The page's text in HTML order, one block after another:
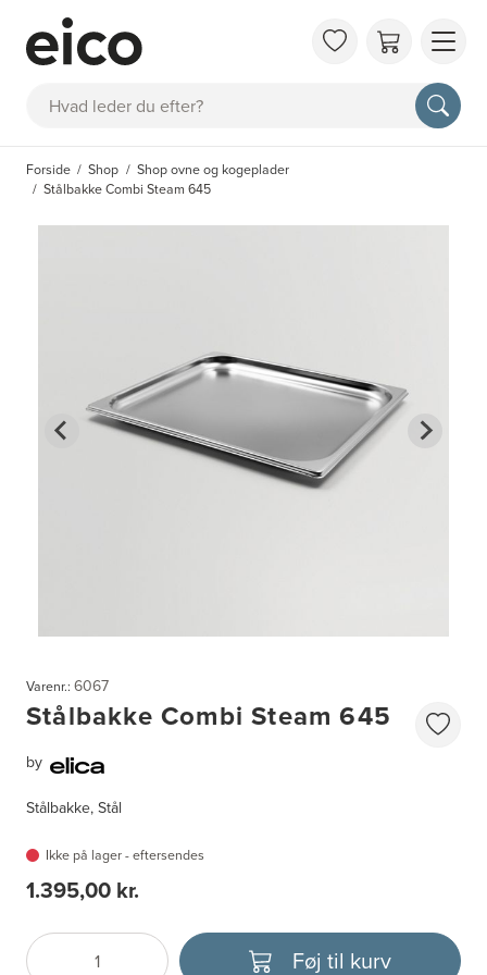
Søg
OM
FAQ
Forside Shop
Shop ovne og kogeplader
Stålbakke Combi Steam 645
Varenr.: 6067
Stålbakke Combi Steam 645
by
Stålbakke, Stål
Ikke på lager - eftersendes
1.395,00 kr.
Føj til kurv